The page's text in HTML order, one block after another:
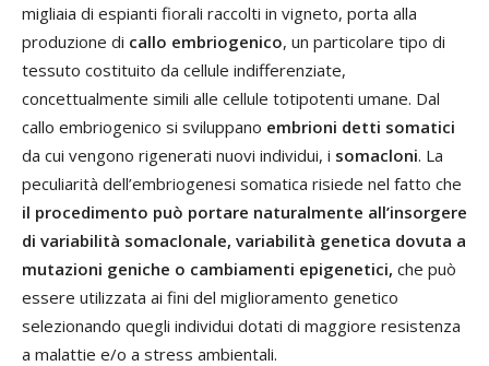
migliaia di espianti fiorali raccolti in vigneto, porta alla
produzione di callo embriogenico, un particolare tipo di
tessuto costituito da cellule indifferenziate,
concettualmente simili alle cellule totipotenti umane. Dal
callo embriogenico si sviluppano embrioni detti somatici
da cui vengono rigenerati nuovi individui, i somacloni. La
peculiarità dell’embriogenesi somatica risiede nel fatto che
il procedimento può portare naturalmente all’insorgere
di variabilità somaclonale, variabilità genetica dovuta a
mutazioni geniche o cambiamenti epigenetici, che può
essere utilizzata ai fini del miglioramento genetico
selezionando quegli individui dotati di maggiore resistenza
a malattie e/o a stress ambientali.